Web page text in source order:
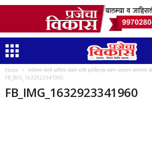
Home
पर्यावरण मंत्री आदित्य ठाकरे यांची इलेक्ट्रिक वाहन उत्पादन
FB_IMG_1632923341960
FB_IMG_1632923341960